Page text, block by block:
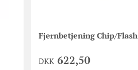
Fjernbetjening Chip/Flash
DKK 622,50